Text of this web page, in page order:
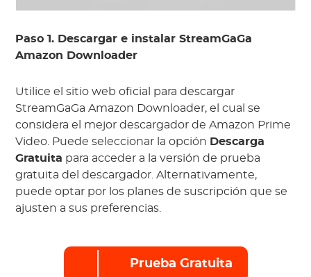
Paso 1. Descargar e instalar StreamGaGa
Amazon Downloader
Utilice el sitio web oficial para descargar
StreamGaGa Amazon Downloader, el cual se
considera el mejor descargador de Amazon Prime
Video. Puede seleccionar la opción Descarga
Gratuita para acceder a la versión de prueba
gratuita del descargador. Alternativamente,
puede optar por los planes de suscripción que se
ajusten a sus preferencias.
Prueba Gratuita